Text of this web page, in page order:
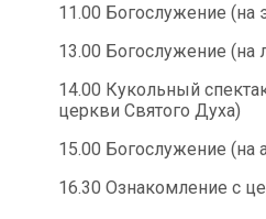
11.00 Богослужение (на
13.00 Богослужение
14.00 Кукольный
церкви Святого Духа)
15.00 Богослужение (на
16.30 Ознакомление с